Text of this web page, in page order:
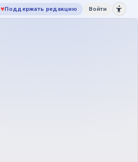
♥Поддержать редакцию Войти